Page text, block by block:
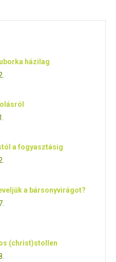
házilag
a fogyasztásig
a bársonyvirágot?
(christ)stollen